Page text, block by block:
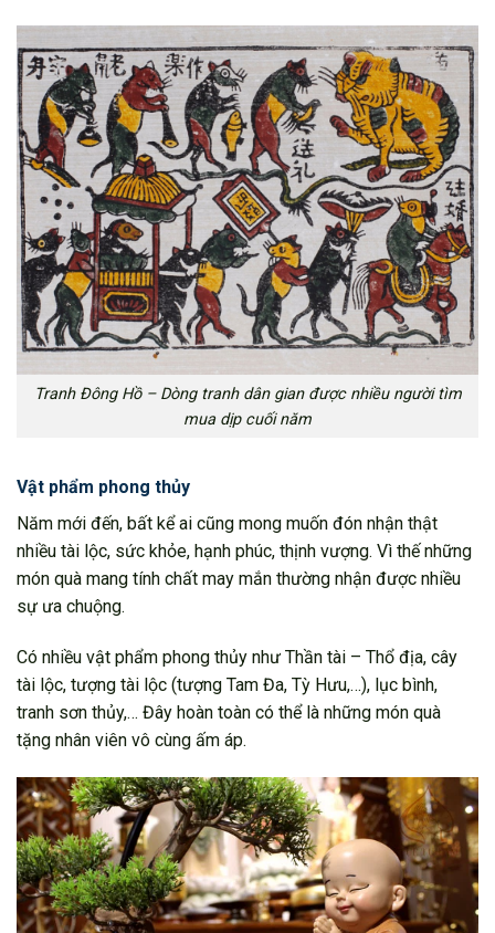
Tranh Đông Hồ – Dòng tranh dân gian được nhiều người tìm
mua dịp cuối năm
Vật phẩm phong thủy
Năm mới đến, bất kể ai cũng mong muốn đón nhận thật
nhiều tài lộc, sức khỏe, hạnh phúc, thịnh vượng. Vì thế những
món quà mang tính chất may mắn thường nhận được nhiều
sự ưa chuộng.
Có nhiều vật phẩm phong thủy như Thần tài – Thổ địa, cây
tài lộc, tượng tài lộc (tượng Tam Đa, Tỳ Hưu,…), lục bình,
tranh sơn thủy,… Đây hoàn toàn có thể là những món quà
tặng nhân viên vô cùng ấm áp.